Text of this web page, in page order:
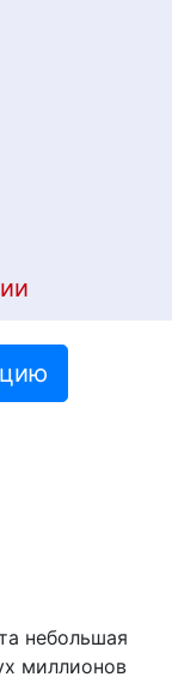
небольшая
миллионов